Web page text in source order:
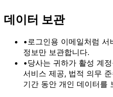
데이터 보관
•로그인용 이메일처럼 서
정보만 보관합니다.
•당사는 귀하가 활성 계
서비스 제공, 법적 의무
기간 동안 개인 데이터를